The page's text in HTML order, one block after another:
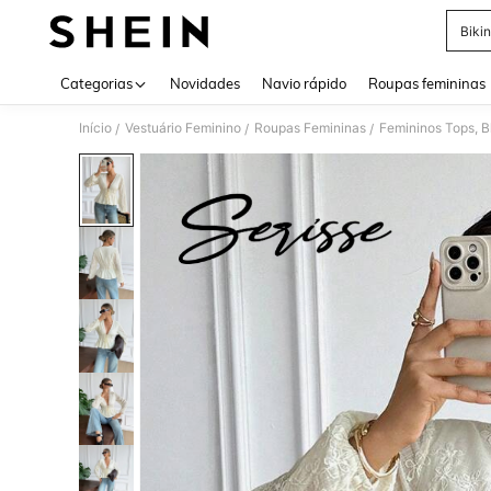
Categorias Novidades Navio rápido Roupas femininas
Início / Vestuário Feminino / Roupas Femininas / Femininos Tops,